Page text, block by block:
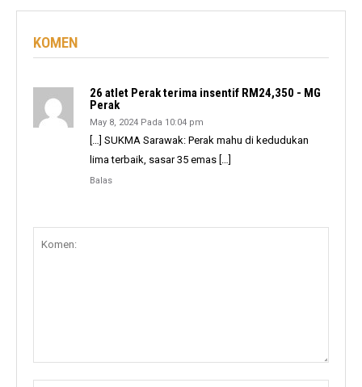
KOMEN
26 atlet Perak terima insentif RM24,350 - MG
Perak
May 8, 2024 Pada 10:04 pm
[…] SUKMA Sarawak: Perak mahu di kedudukan
lima terbaik, sasar 35 emas […]
Balas